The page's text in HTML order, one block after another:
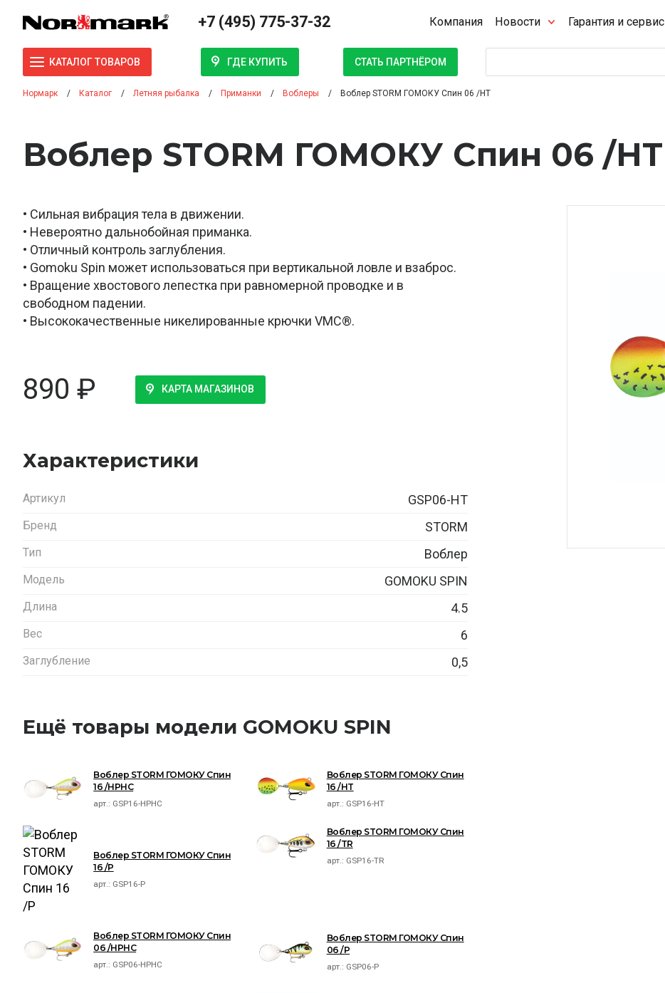
+7 (495) 775-37-32 Компания Новости Гарантия и сервис
КАТАЛОГ ТОВАРОВ ГДЕ КУПИТЬ СТАТЬ ПАРТНЁРОМ
Нормарк Каталог Летняя рыбалка Приманки Воблеры Воблер STORM ГОМОКУ Спин 06 /HT
Воблер STORM ГОМОКУ Спин 06 /HT
• Сильная вибрация тела в движении.
• Невероятно дальнобойная приманка.
• Отличный контроль заглубления.
• Gomoku Spin может использоваться при вертикальной ловле и взаброс.
• Вращение хвостового лепестка при равномерной проводке и в
свободном падении.
• Высококачественные никелированные крючки VMC®.
890 ₽ КАРТА МАГАЗИНОВ
Характеристики
Артикул GSP06-HT
Бренд STORM
Тип Воблер
Модель GOMOKU SPIN
Длина 4.5
Вес 6
Заглубление 0,5
Ещё товары модели GOMOKU SPIN
Воблер STORM ГОМОКУ Спин
16 /HPHC
арт.: GSP16-HPHC
Воблер STORM ГОМОКУ Спин
16 /HT
арт.: GSP16-HT
Воблер STORM ГОМОКУ Спин
16 /P
арт.: GSP16-P
Воблер STORM ГОМОКУ Спин
16 /TR
арт.: GSP16-TR
Воблер STORM ГОМОКУ Спин
06 /HPHC
арт.: GSP06-HPHC
Воблер STORM ГОМОКУ Спин
06 /P
арт.: GSP06-P